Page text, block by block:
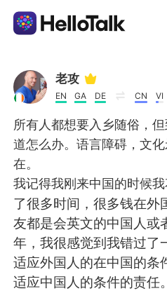
언어 교환 앱
AI Grammar Checker
한국어
English 简体中
繁體中文 Español
العربية
老攻
EN GA DE CN VI
所有人都想要入乡随俗，
道怎么办。语言障碍，文
在。
我记得我刚来中国的时候
了很多时间，很多钱在外
友都是会英文的中国人或
年，我很感觉到我错过了
适应外国人的在中国的条
适应中国人的条件的责任